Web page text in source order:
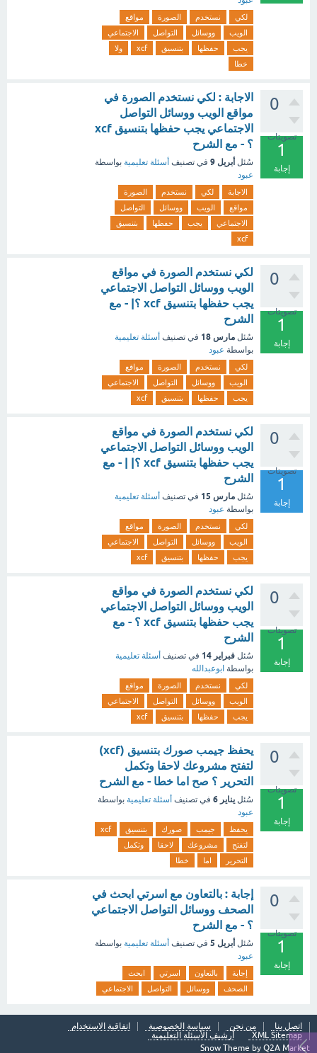
لكي نستخدم الصورة
مواقع
الويب
ووسائل التواصل
الاجتماعي
يجب
حفظها بتنسيق xcf
ولا
خطا
0
تصويتات
1
إجابة
الاجابة : لكي نستخدم الصورة في
مواقع الويب ووسائل التواصل
الاجتماعي يجب حفظها بتنسيق xcf
؟ - مع الشرح
سُئل أبريل 9 في تصنيف أسئلة تعليمية بواسطة
عبود
الاجابة لكي نستخدم
الصورة
مواقع
الويب ووسائل
التواصل
الاجتماعي
يجب حفظها
بتنسيق
xcf
0
تصويتات
1
إجابة
لكي نستخدم الصورة في مواقع
الويب ووسائل التواصل الاجتماعي
يجب حفظها بتنسيق xcf ؟| - مع
الشرح
سُئل مارس 18 في تصنيف أسئلة تعليمية
بواسطة عبود
لكي نستخدم الصورة
مواقع
الويب
ووسائل التواصل
الاجتماعي
يجب
حفظها بتنسيق xcf
0
تصويتات
1
إجابة
لكي نستخدم الصورة في مواقع
الويب ووسائل التواصل الاجتماعي
يجب حفظها بتنسيق xcf ؟| | - مع
الشرح
سُئل مارس 15 في تصنيف أسئلة تعليمية
بواسطة عبود
لكي نستخدم الصورة
مواقع
الويب
ووسائل التواصل
الاجتماعي
يجب
حفظها بتنسيق xcf
0
تصويتات
1
إجابة
لكي نستخدم الصورة في مواقع
الويب ووسائل التواصل الاجتماعي
يجب حفظها بتنسيق xcf ؟ - مع
الشرح
سُئل فبراير 14 في تصنيف أسئلة تعليمية
بواسطة ابوعبدالله
لكي نستخدم الصورة
مواقع
الويب
ووسائل التواصل
الاجتماعي
يجب
حفظها بتنسيق xcf
0
تصويتات
1
إجابة
يحفظ جيمب صورك بتنسيق (xcf)
لتفتح مشروعك لاحقا وتكمل
التحرير ؟ صح اما خطا - مع الشرح
سُئل يناير 6 في تصنيف أسئلة تعليمية بواسطة
عبود
يحفظ جيمب صورك بتنسيق
xcf
لتفتح
مشروعك لاحقا
وتكمل
التحرير
اما خطا
0
تصويتات
1
إجابة
إجابة : بالتعاون مع اسرتي ابحث في
الصحف ووسائل التواصل الاجتماعي
؟ - مع الشرح
سُئل أبريل 5 في تصنيف أسئلة تعليمية بواسطة
عبود
إجابة بالتعاون اسرتي
ابحث
الصحف
ووسائل التواصل الاجتماعي
اتصل بنا من نحن سياسة الخصوصية
اتفاقية الاستخدام
XML Sitemap
أرشيف الأسئلة التعليمية
Snow Theme by Q2A Market